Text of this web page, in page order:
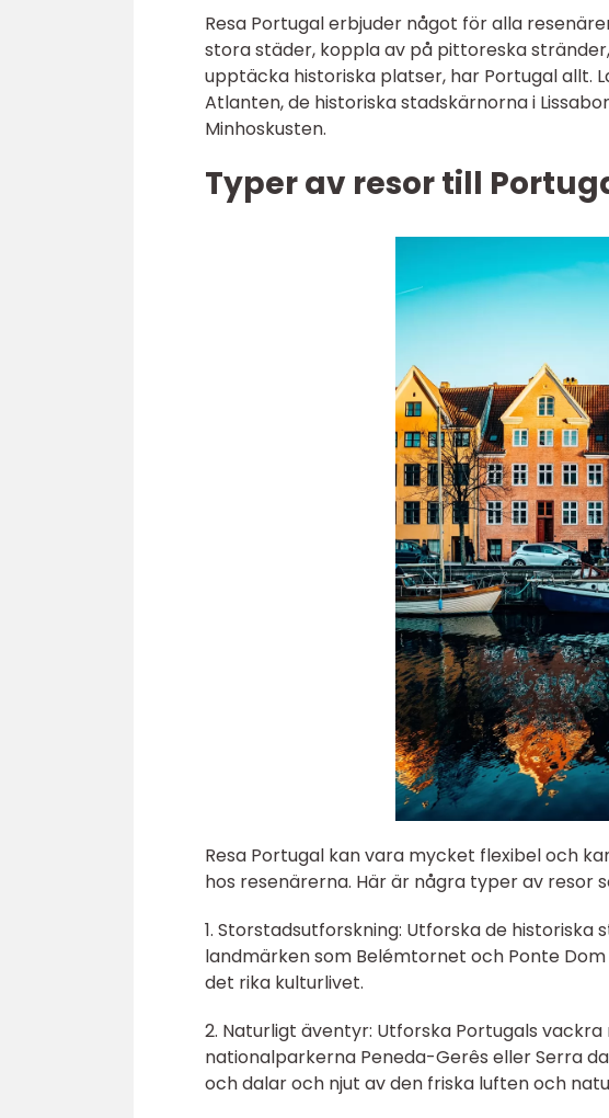
Resa Portugal erbjuder något för alla
stora städer, koppla av på pittoreska
upptäcka historiska platser, har Portugal allt.
Atlanten, de historiska stadskärnorna i
Minhoskusten.
Typer av resor till
Resa Portugal kan vara mycket flexibel och
hos resenärerna. Här är några typer av resor
1. Storstadsutforskning: Utforska de historiska
landmärken som Belémtornet och Ponte
det rika kulturlivet.
2. Naturligt äventyr: Utforska Portugals
nationalparkerna Peneda-Gerês eller Serra
och dalar och njut av den friska luften och